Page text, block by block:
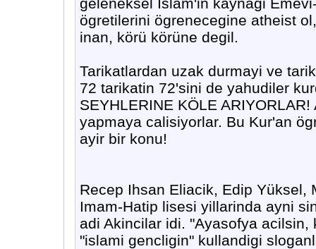
ögretilerini ögrenecegine atheist
inan, körü körüne degil.
Tarikatlardan uzak durmayi ve
72 tarikatin 72'sini de yahudiler
SEYHLERINE KÖLE
yapmaya calisiyorlar. Bu Kur'an
ayir bir konu!
Recep Ihsan Eliacik, Edip Yüksel,
Imam-Hatip lisesi yillarinda ayni
adi Akincilar idi. "Ayasofya
"islami gencligin" kullandigi